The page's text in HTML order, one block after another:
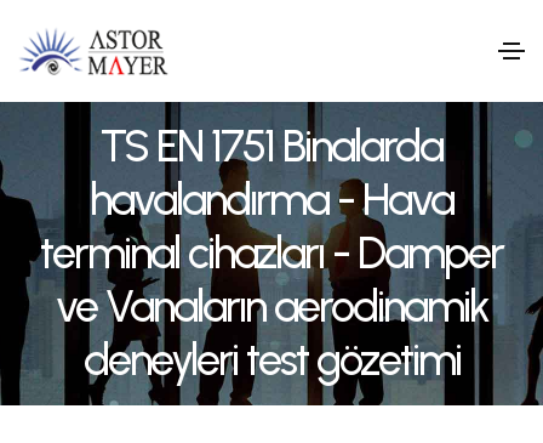
TS EN 1751 Binalarda
havalandırma - Hava
terminal cihazları - Damper
ve Vanaların aerodinamik
deneyleri test gözetimi